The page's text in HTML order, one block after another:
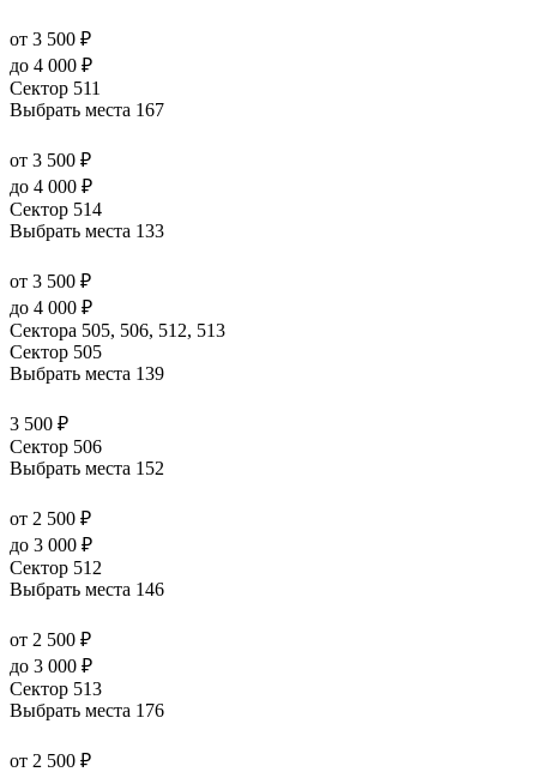
от 3 500 ₽
до 4 000 ₽
Сектор 511
Выбрать места 167
от 3 500 ₽
до 4 000 ₽
Сектор 514
Выбрать места 133
от 3 500 ₽
до 4 000 ₽
Сектора 505, 506, 512, 513
Сектор 505
Выбрать места 139
3 500 ₽
Сектор 506
Выбрать места 152
от 2 500 ₽
до 3 000 ₽
Сектор 512
Выбрать места 146
от 2 500 ₽
до 3 000 ₽
Сектор 513
Выбрать места 176
от 2 500 ₽